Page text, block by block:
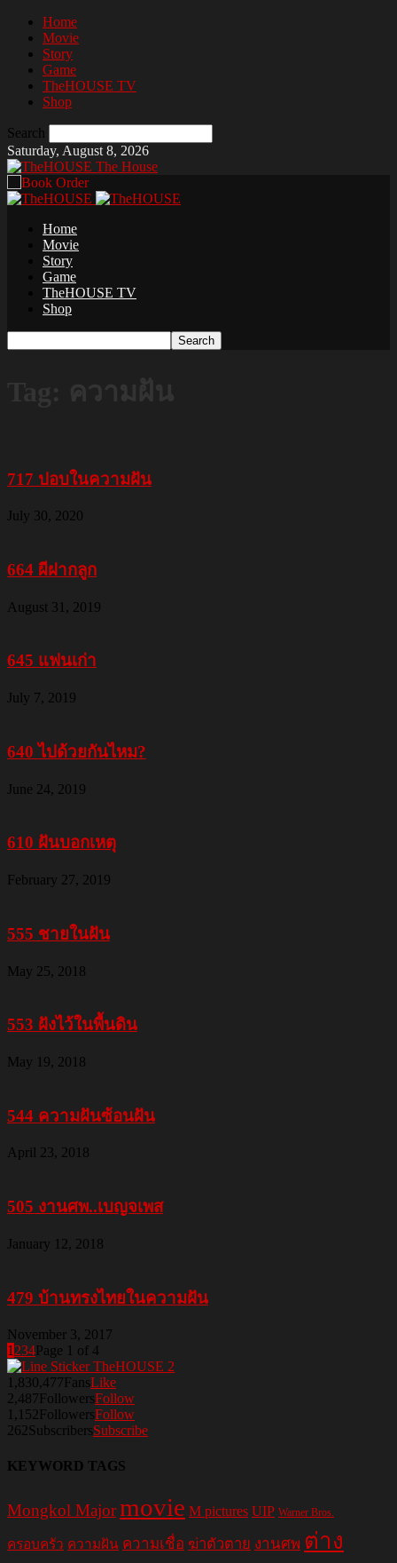
Home
Movie
Story
Game
TheHOUSE TV
Shop
Search
Saturday, August 8, 2026
The House
Home
Movie
Story
Game
TheHOUSE TV
Shop
717 ปอบในความฝัน
July 30, 2020
664 ผีฝากลูก
August 31, 2019
645 แฟนเก่า
July 7, 2019
640 ไปด้วยกันไหม?
June 24, 2019
610 ฝันบอกเหตุ
February 27, 2019
555 ชายในฝัน
May 25, 2018
553 ฝังไว้ในพื้นดิน
May 19, 2018
544 ความฝันซ้อนฝัน
April 23, 2018
505 งานศพ..เบญจเพส
January 12, 2018
479 บ้านทรงไทยในความฝัน
November 3, 2017
1 234Page 1 of 4
1,830,477FansLike
2,487FollowersFollow
1,152FollowersFollow
262SubscribersSubscribe
KEYWORD TAGS
Mongkol Majormovie M pictures UIP Warner Bros.
ครอบครัว ความฝัน ความเชื่อ ฆ่าตัวตาย งานศพ ต่าง